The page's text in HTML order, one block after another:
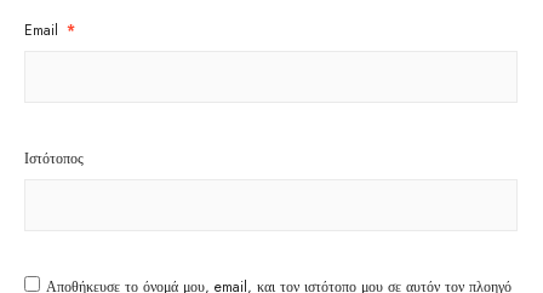
Email *
Ιστότοπος
Αποθήκευσε το όνομά μου, email, και τον ιστότοπο μου σε αυτόν τον πλοηγό